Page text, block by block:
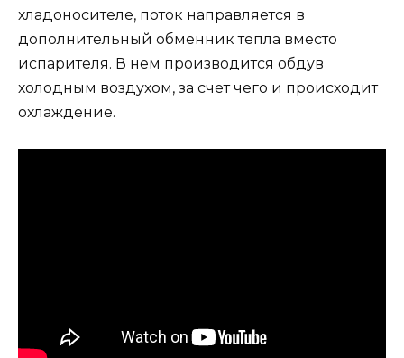
хладоносителе, поток направляется в
дополнительный обменник тепла вместо
испарителя. В нем производится обдув
холодным воздухом, за счет чего и происходит
охлаждение.